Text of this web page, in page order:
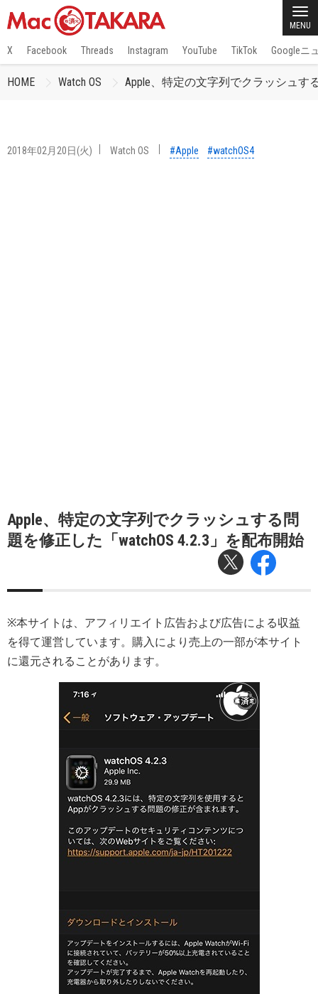
MENU
X Facebook Threads Instagram YouTube TikTok Googleニ
HOME Watch OS Apple、特定の文字列でクラッシュす
2018年02月20日(火) Watch OS #Apple #watchOS4
Apple、特定の文字列でクラッシュする問
題を修正した「watchOS 4.2.3」を配布開始
※本サイトは、アフィリエイト広告および広告による収益
を得て運営しています。購入により売上の一部が本サイト
に還元されることがあります。